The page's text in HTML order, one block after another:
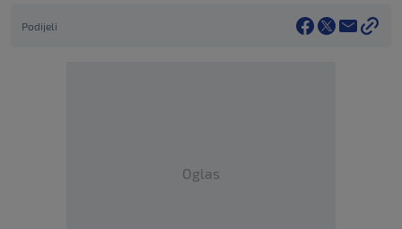
Podijeli
Oglas